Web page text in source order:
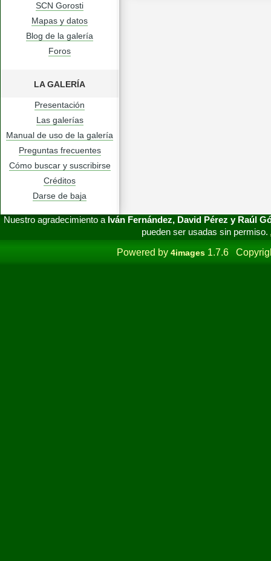
SCN Gorosti
Mapas y datos
Blog de la galería
Foros
LA GALERÍA
Presentación
Las galerías
Manual de uso de la galería
Preguntas frecuentes
Cómo buscar y suscribirse
Créditos
Darse de baja
Nuestro agradecimiento a Iván Fernández, David Pérez y Raúl
pueden ser usadas sin permiso.
Powered by 4images 1.7.6